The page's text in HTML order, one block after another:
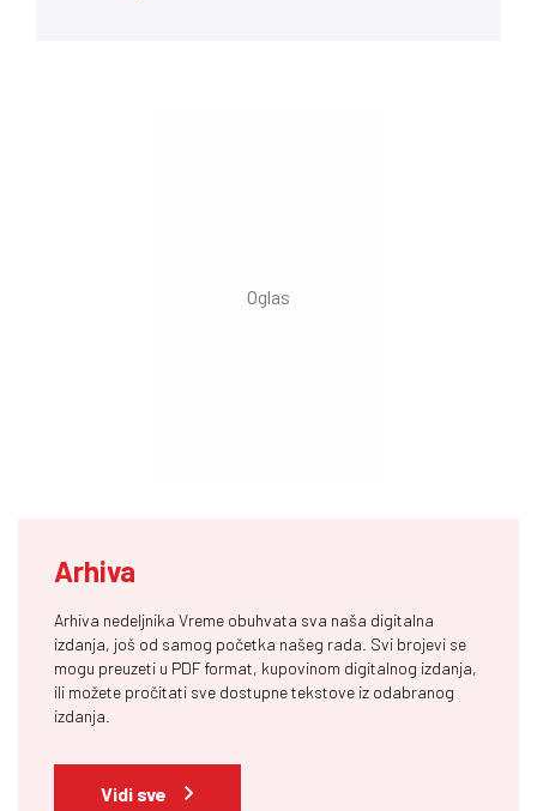
Arhiva
Arhiva nedeljnika Vreme obuhvata sva naša digitalna
izdanja, još od samog početka našeg rada. Svi brojevi se
mogu preuzeti u PDF format, kupovinom digitalnog izdanja,
ili možete pročitati sve dostupne tekstove iz odabranog
izdanja.
Vidi sve